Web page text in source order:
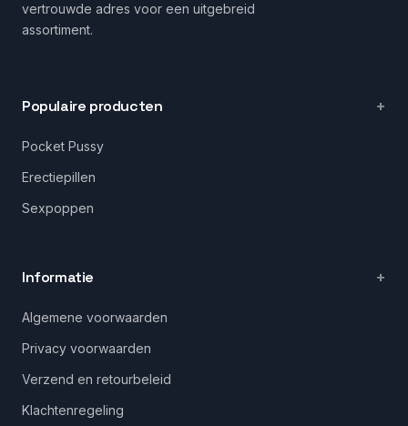
vertrouwde adres voor een uitgebreid
assortiment.
Populaire producten
Pocket Pussy
Erectiepillen
Sexpoppen
Informatie
Algemene voorwaarden
Privacy voorwaarden
Verzend en retourbeleid
Klachtenregeling